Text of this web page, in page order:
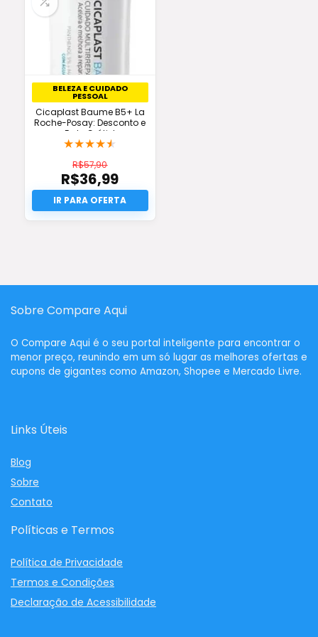
BELEZA E CUIDADO
PESSOAL
Cicaplast Baume B5+ La
Roche-Posay: Desconto e
Frete Grátis!
★★★★★
R$57,90
O
preço
original
era:
R$36,99
O
preço
atual
Sobre Compare Aqui
O Compare Aqui é o seu portal inteligente para encontrar o
menor preço, reunindo em um só lugar as melhores ofertas e
cupons de gigantes como Amazon, Shopee e Mercado Livre.
Links Úteis
Blog
Sobre
Contato
Políticas e Termos
Política de Privacidade
Termos e Condições
Declaração de Acessibilidade